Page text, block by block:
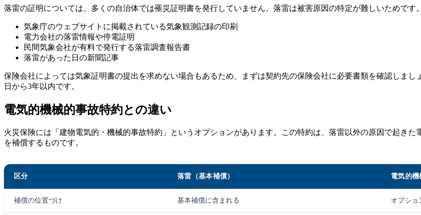
落雷の証明については、多くの自治体では罹災証明書を発行していません。落雷は被害原因の特定が難しいためです
気象庁のウェブサイトに掲載されている気象観測記録の印刷
電力会社の落雷情報や停電証明
民間気象会社が有料で発行する落雷調査報告書
落雷があった日の新聞記事
保険会社によっては気象証明書の提出を求めない場合もあるため、まずは契約先の保険会社に必要書類を確認しま
日から3年以内です。
電気的機械的事故特約との違い
火災保険には「建物電気的・機械的事故特約」というオプションがあります。この特約は、落雷以外の原因で起きた
を補償するものです。
区分 落雷（基本補償） 電気的
補償の位置づけ 基本補償に含まれる オプショ